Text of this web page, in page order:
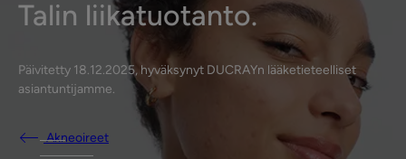
Talin liikatuotanto.
Päivitetty 18.12.2025, hyväksynyt DUCRAYn lääketieteelliset
asiantuntijamme.
Akneoireet